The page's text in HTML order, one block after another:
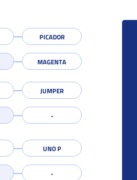
PICADOR
MAGENTA
JUMPER
UNO P